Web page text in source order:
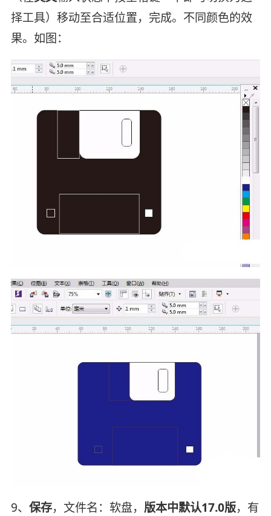
择工具）移动至合适位置，完成。不同颜色的效
果。如图：
9、 保存，文件名：软盘， 版本中默认17.0版，有